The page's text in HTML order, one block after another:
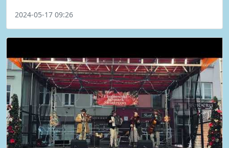
2024-05-17 09:26